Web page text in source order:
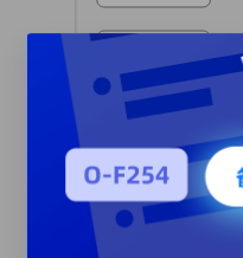
C-FT30552
C-MF126638